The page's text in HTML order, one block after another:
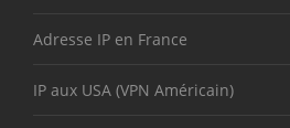
Adresse IP en France
IP aux USA (VPN Américain)